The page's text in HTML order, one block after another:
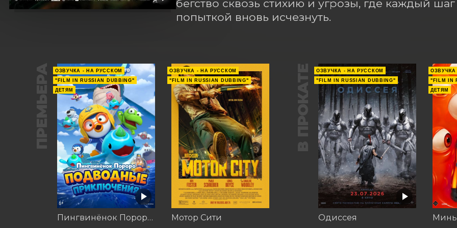
бегство сквозь стихию и угрозы, где каждый
попыткой вновь исчезнуть.
ПРЕМЬЕРА
ОЗВУЧКА - НА РУССКОМ
"FILM IN RUSSIAN DUBBING"
ДЕТЯМ
Пингвинёнок Пороро: Подводные приключения
ОЗВУЧКА - НА РУССКОМ
"FILM IN RUSSIAN DUBBING"
Мотор Сити
В ПРОКАТЕ
ОЗВУЧКА - НА РУССКОМ
"FILM IN RUSSIAN DUBBING"
Одиссея
"FILM IN
ДЕТЯМ